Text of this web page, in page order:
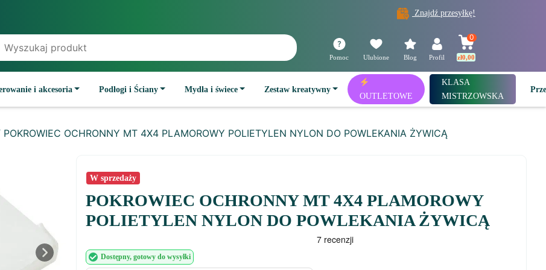
Znajdź przesyłkę!
Pomoc Ulubione Blog Profil
0
zł0,00
i akcesoria Podłogi i Ściany Mydła i świece Zestaw kreatywny
OUTLETOWE
KLASA
MISTRZOWSKA
POKROWIEC OCHRONNY MT 4X4 PLAMOROWY POLIETYLEN NYLON DO POWLEKANIA ŻYWICĄ
Next
W sprzedaży
POKROWIEC OCHRONNY MT 4X4 PLAMOROWY
POLIETYLEN NYLON DO POWLEKANIA ŻYWICĄ
Dostępny, gotowy do wysyłki